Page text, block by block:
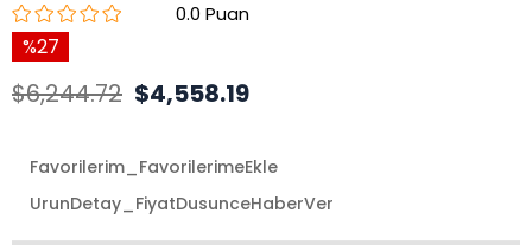
0.0
27
$6,244.72 $4,558.19
Favorilerim_FavorilerimeEkle
UrunDetay_FiyatDusunceHaberVer